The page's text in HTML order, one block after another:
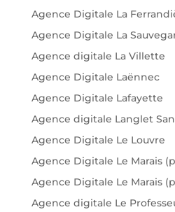
Agence Digitale La
Agence Digitale La
Agence digitale La Villette
Agence Digitale Laënnec
Agence Digitale Lafayette
Agence digitale Langlet
Agence Digitale Le Louvre
Agence Digitale Le Marais
Agence Digitale Le Marais
Agence digitale Le